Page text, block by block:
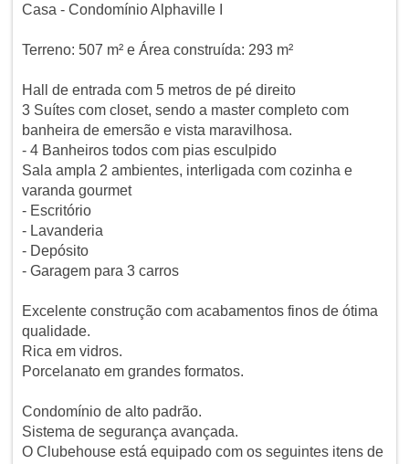
Casa - Condomínio Alphaville I
Terreno: 507 m² e Área construída: 293 m²
Hall de entrada com 5 metros de pé direito
3 Suítes com closet, sendo a master completo com
banheira de emersão e vista maravilhosa.
- 4 Banheiros todos com pias esculpido
Sala ampla 2 ambientes, interligada com cozinha e
varanda gourmet
- Escritório
- Lavanderia
- Depósito
- Garagem para 3 carros
Excelente construção com acabamentos finos de ótima
qualidade.
Rica em vidros.
Porcelanato em grandes formatos.
Condomínio de alto padrão.
Sistema de segurança avançada.
O Clubehouse está equipado com os seguintes itens de